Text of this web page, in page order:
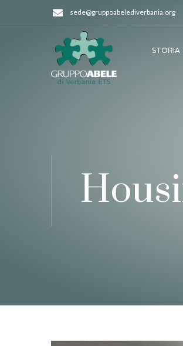
sede@gruppoabelediverbania.org
STORIA